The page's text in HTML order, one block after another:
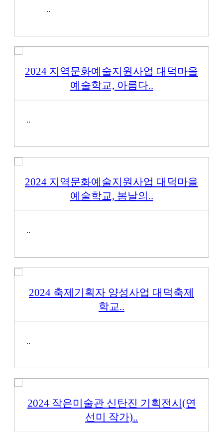
..
2024 지역문화예술지원사업 대덕마을
예술학교, 아름다..
..
2024 지역문화예술지원사업 대덕마을
예술학교, 봄날의..
..
2024 축제기획자 양성사업 대덕축제
학교..
..
2024 작은미술관 신탄진 기획전시(연
선미 작가)..